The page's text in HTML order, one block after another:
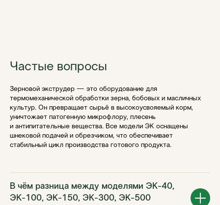
Частые вопросы
Зерновой экструдер — это оборудование для
термомеханической обработки зерна, бобовых и масличных
культур. Он превращает сырьё в высокоусвояемый корм,
уничтожает патогенную микрофлору, плесень
и антипитательные вещества. Все модели ЭК оснащены
шнековой подачей и обрезчиком, что обеспечивает
стабильный цикл производства готового продукта.
В чём разница между моделями ЭК-40,
ЭК-100, ЭК-150, ЭК-300, ЭК-500